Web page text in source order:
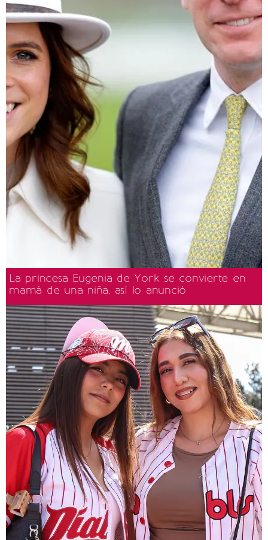
La princesa Eugenia de York se convierte en
mamá de una niña, así lo anunció